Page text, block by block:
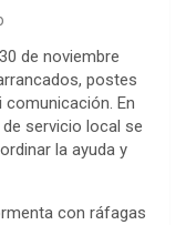
de noviembre
postes
En
servicio local se
la ayuda y
con ráfagas